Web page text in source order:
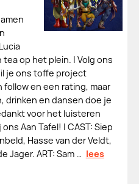
op het plein. | Volg ons
je ons toffe project
en een rating, maar
drinken en dansen doe je
voor het luisteren
Aan Tafel! | CAST: Siep
Hasse van der Veldt,
Jager. ART: Sam … lees